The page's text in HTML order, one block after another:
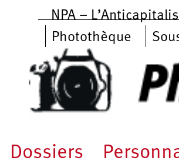
Aller au contenu principal
NPA –
Photothèque
Dossiers